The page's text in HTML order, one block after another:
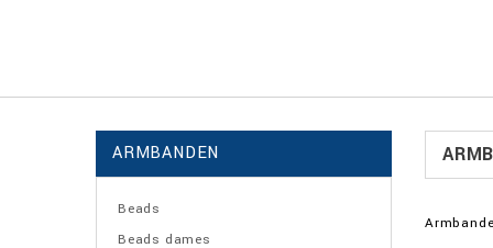
ARMBANDEN
Beads
Beads dames